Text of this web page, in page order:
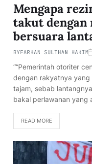
Mengapa
takut dengan
bersuara
BYFARHAN SULTHAN HAKIM
““Pemerintah otoriter
dengan rakyatnya
tajam, sebab
bakal perlawanan yang
READ MORE